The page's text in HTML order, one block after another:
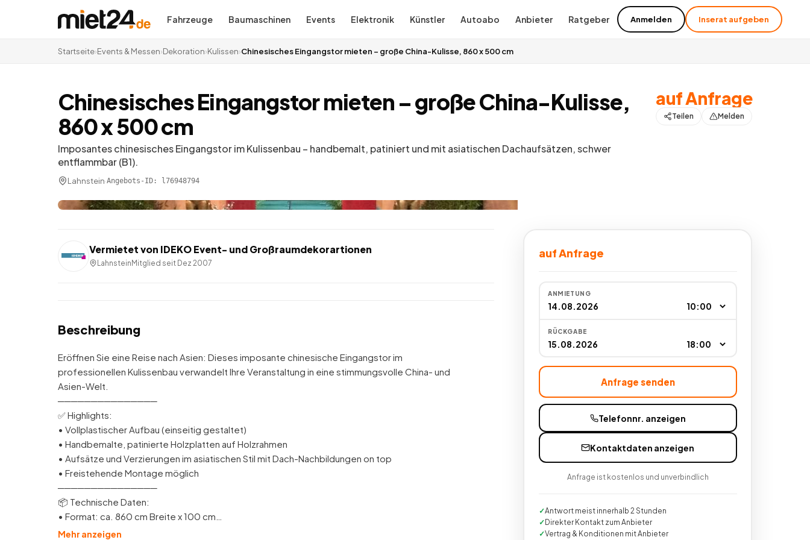
Fahrzeuge Baumaschinen Events Elektronik Künstler Autoabo Anbieter Ratgeber Anmelden Inserat aufgeben
Startseite›Events & Messen›Dekoration›Kulissen›Chinesisches Eingangstor mieten – große China-Kulisse, 860 x 500 cm
Chinesisches Eingangstor mieten – große China-Kulisse,
860 x 500 cm
Imposantes chinesisches Eingangstor im Kulissenbau – handbemalt, patiniert und mit asiatischen Dachaufsätzen, schwer
entflammbar (B1).
Lahnstein·Angebots-ID: l76948794
auf Anfrage
Teilen Melden
Vermietet von IDEKO Event- und Großraumdekorartionen
Lahnstein Mitglied seit Dez 2007
Beschreibung
Eröffnen Sie eine Reise nach Asien: Dieses imposante chinesische Eingangstor im
professionellen Kulissenbau verwandelt Ihre Veranstaltung in eine stimmungsvolle China- und
Asien-Welt.
───────────────
✅ Highlights:
• Vollplastischer Aufbau (einseitig gestaltet)
• Handbemalte, patinierte Holzplatten auf Holzrahmen
• Aufsätze und Verzierungen im asiatischen Stil mit Dach-Nachbildungen on top
• Freistehende Montage möglich
───────────────
📦 Technische Daten:
• Format: ca. 860 cm Breite x 100 cm…
Mehr anzeigen
auf Anfrage
ANMIETUNG
RÜCKGABE
Anfrage senden
Telefonnr. anzeigen
Kontaktdaten anzeigen
Anfrage ist kostenlos und unverbindlich
Antwort meist innerhalb 2 Stunden
Direkter Kontakt zum Anbieter
Vertrag & Konditionen mit Anbieter